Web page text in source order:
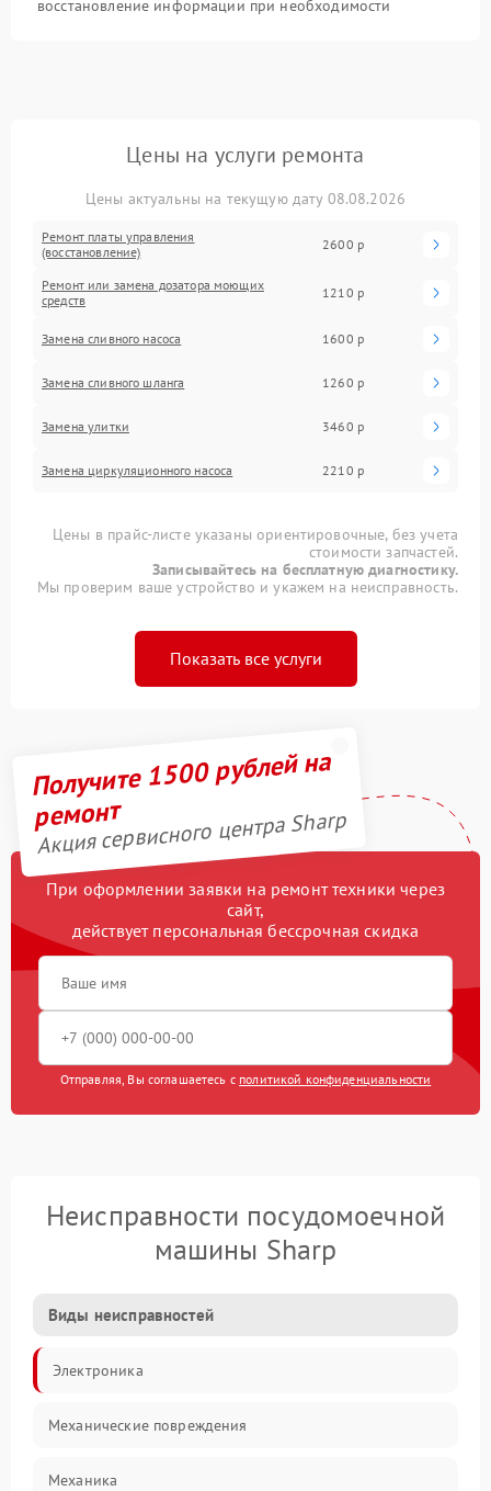
восстановление информации при необходимости
Цены на услуги ремонта
Цены актуальны на текущую дату 08.08.2026
Ремонт платы управления
(восстановление)
2600 р
Ремонт или замена дозатора моющих
средств
1210 р
Замена сливного насоса 1600 р
Замена сливного шланга 1260 р
Замена улитки 3460 р
Замена циркуляционного насоса 2210 р
Цены в прайс-листе указаны ориентировочные, без учета
стоимости запчастей.
Записывайтесь на бесплатную диагностику.
Мы проверим ваше устройство и укажем на неисправность.
Показать все услуги
Получите 1500 рублей на
ремонт
Акция сервисного центра Sharp
При оформлении заявки на ремонт техники через
сайт,
действует персональная бессрочная скидка
Отправляя, Вы соглашаетесь с политикой конфиденциальности
Неисправности посудомоечной
машины Sharp
Виды неисправностей
Электроника
Механические повреждения
Механика